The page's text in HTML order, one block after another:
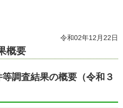
令和02年12月22日
概要
調査結果の概要（令和３